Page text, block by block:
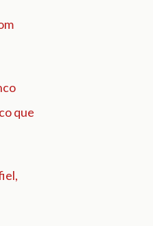
que